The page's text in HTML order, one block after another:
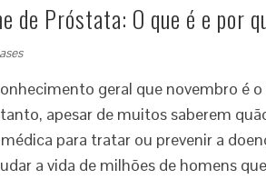
de Próstata: O que é e por
geral que novembro é
apesar de muitos saberem
para tratar ou prevenir a
a vida de milhões de homens